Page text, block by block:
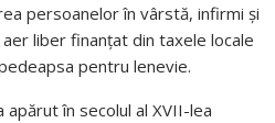
persoanelor în vârstă, infirmi și
liber finanțat din taxele locale
pentru lenevie.
apărut în secolul al XVII-lea